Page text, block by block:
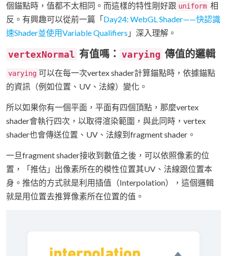
個錨點時，值都不太相同。而這樣的特性剛好跟 uniform 相
反。有興趣可以從前一篇「 Day24: WebGL Shader——快認識
速Shader並使用Variable Qualifiers 」深入理解。
vertexNormal 有值嗎： varying 傳值的邏輯
varying 可以在每一次vertex shader計算錨點時，依據錨點
的資訊（例如位置、UV、法線）變化。
所以如果你有一個平面，平面有四個頂點，那麼vertex
shader會執行四次，以取得渲染範圍，與此同時，vertex
shader也會傳送位置、UV、法線到fragment shader。
一旦fragment shader接收到數值之後，可以依照像素的位
置，「推估」出像素所在的模性位置其UV、法線跟位置本
身。推估的方式就是利用插值（Interpolation），這個邏輯
就是用位置去推算像素所在位置的值。